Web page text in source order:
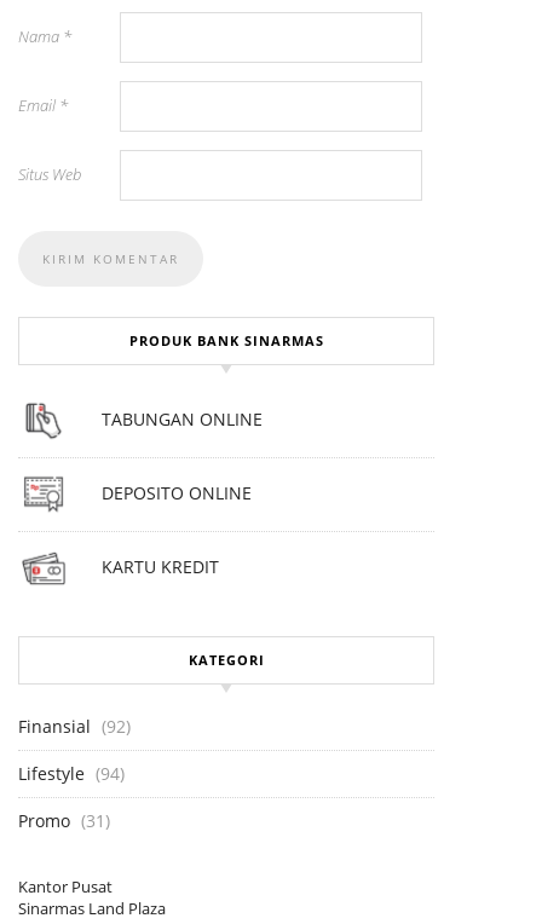
Nama *
Email *
Situs Web
PRODUK BANK SINARMAS
TABUNGAN ONLINE
DEPOSITO ONLINE
KARTU KREDIT
KATEGORI
Finansial (92)
Lifestyle (94)
Promo (31)
Kantor Pusat
Sinarmas Land Plaza